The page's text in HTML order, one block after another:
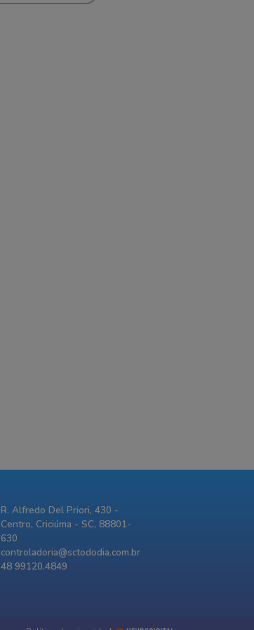
R. Alfredo Del Priori, 430 -
Centro, Criciúma - SC, 88801-
630
controladoria@sctododia.com.br
48 99120.4849